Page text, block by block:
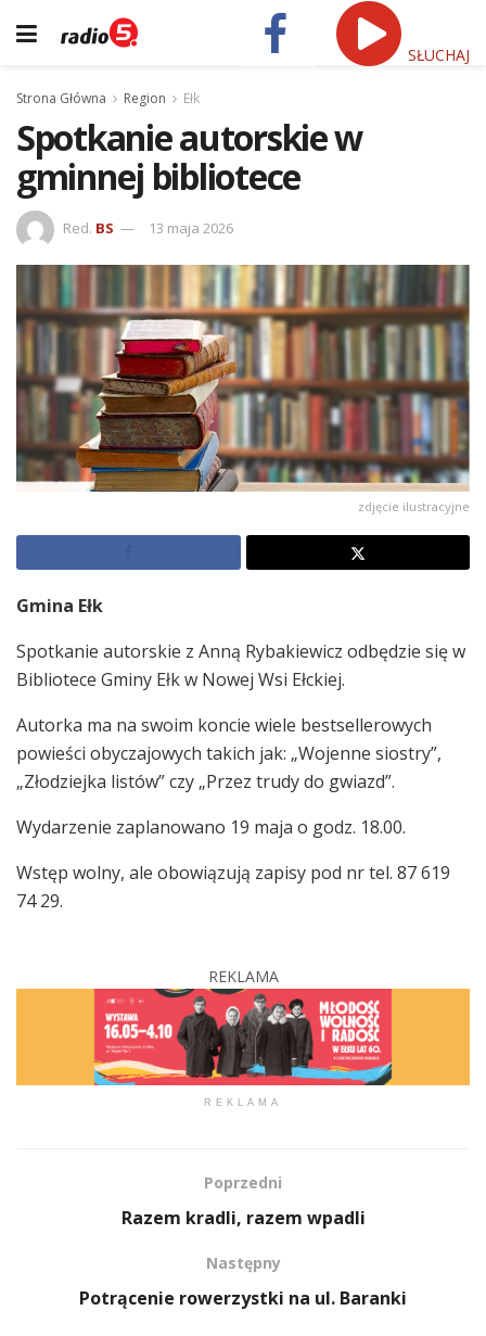
SŁUCHAJ
Strona Główna Region Ełk
Spotkanie autorskie w
gminnej bibliotece
Red. BS 13 maja 2026
zdjęcie ilustracyjne
Gmina Ełk
Spotkanie autorskie z Anną Rybakiewicz odbędzie się w
Bibliotece Gminy Ełk w Nowej Wsi Ełckiej.
Autorka ma na swoim koncie wiele bestsellerowych
powieści obyczajowych takich jak: „Wojenne siostry”,
„Złodziejka listów” czy „Przez trudy do gwiazd”.
Wydarzenie zaplanowano 19 maja o godz. 18.00.
Wstęp wolny, ale obowiązują zapisy pod nr tel. 87 619
74 29.
REKLAMA
REKLAMA
Poprzedni
Razem kradli, razem wpadli
Następny
Potrącenie rowerzystki na ul. Baranki